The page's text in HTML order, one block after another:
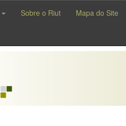
Sobre o Riut Mapa do Site